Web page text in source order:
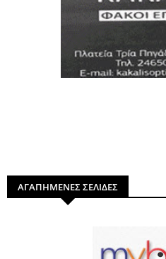
ΑΓΑΠΗΜΕΝΕΣ ΣΕΛΙΔΕΣ